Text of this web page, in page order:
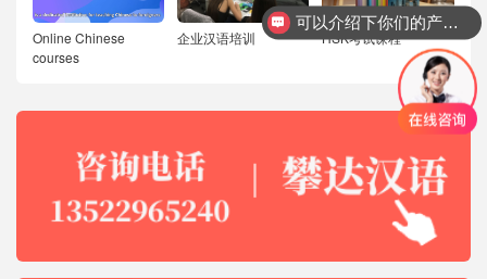
Online Chinese
courses
企业汉语培训 HSK考试课程
可以介绍下你们的产品么？